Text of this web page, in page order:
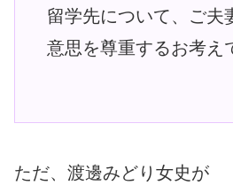
留学先について、ご夫
意思を尊重するお考え
ただ、渡邊みどり女史が